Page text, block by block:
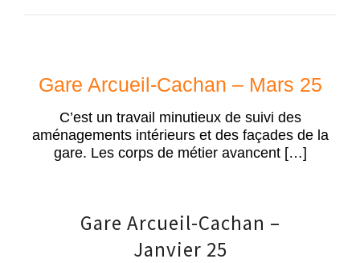
Gare Arcueil-Cachan – Mars 25
C’est un travail minutieux de suivi des
aménagements intérieurs et des façades de la
gare. Les corps de métier avancent […]
Gare Arcueil-Cachan –
Janvier 25